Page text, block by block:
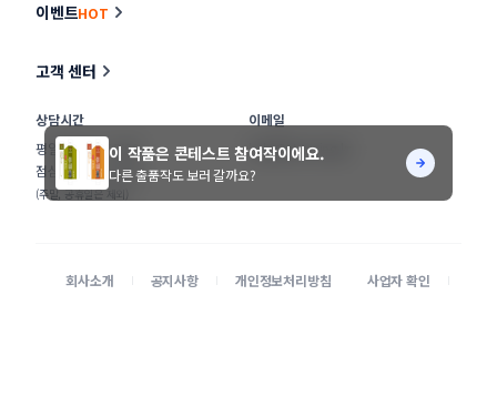
이벤트HOT
고객 센터
상담시간
평일11:00 ~ 17:00
점심 12:30 ~ 13:30
(주말, 공휴일은 제외)
이메일
help@stunning.kr
회사소개 공지사항 개인정보처리방침
사업자 확인
이 작품은 콘테스트 참여작이에요.
다른 출품작도 보러 갈까요?